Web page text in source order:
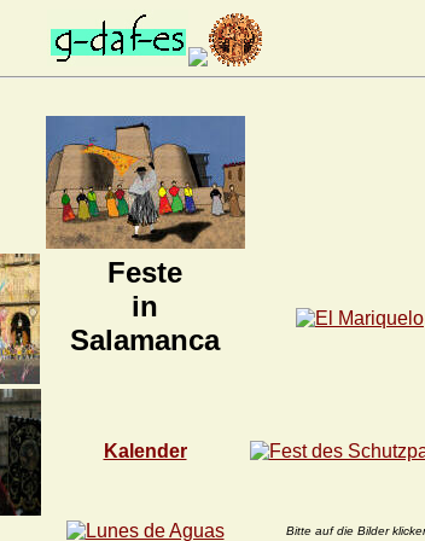
Feste
in
Salamanca
Kalender
Bitte auf die Bilder